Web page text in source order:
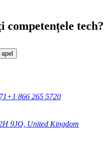
competențele tech?
+1 866 265 5720
9JQ, United Kingdom